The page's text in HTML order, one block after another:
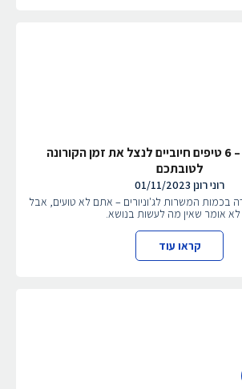
ספיישל ג'וניור – 6 טיפים חיוביים לנצל את זמן הקורונה
לטובתכם
רוני רונן01/11/2023
בכמות המשרות לג'וניורים – אתם לא טועים, אבל
אומר שאין מה לעשות בנושא.
קראו עוד